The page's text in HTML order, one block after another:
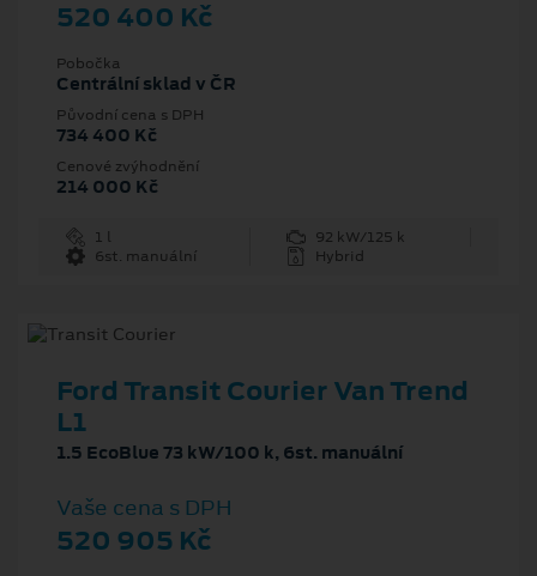
520 400 Kč
Pobočka
Centrální sklad v ČR
Původní cena s DPH
734 400 Kč
Cenové zvýhodnění
214 000 Kč
1 l
92 kW/125 k
6st. manuální
Hybrid
Ford Transit Courier Van Trend
L1
1.5 EcoBlue 73 kW/100 k, 6st. manuální
Vaše cena s DPH
520 905 Kč